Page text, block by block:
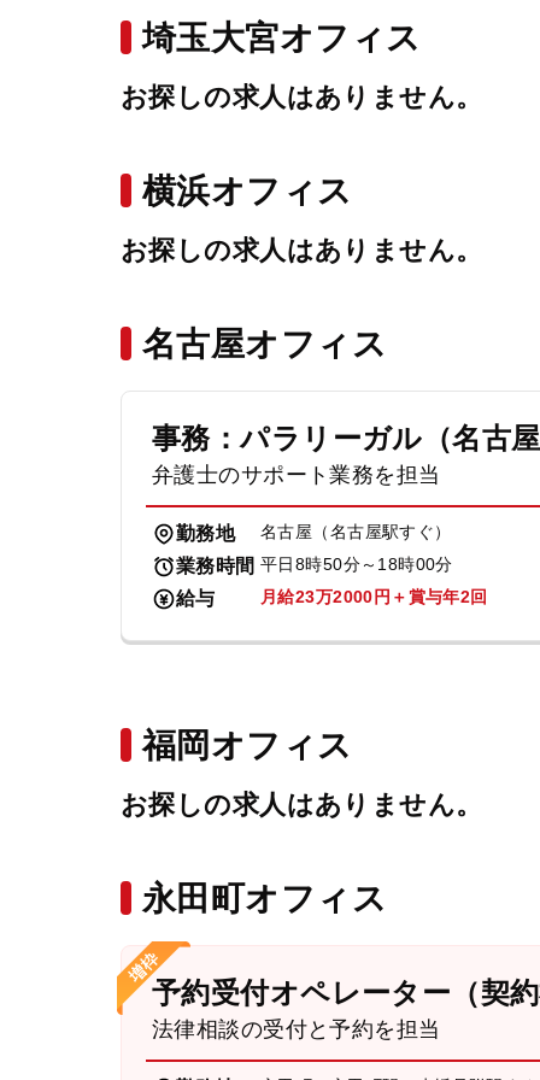
埼玉大宮オフィス
お探しの求人はありません。
横浜オフィス
お探しの求人はありません。
名古屋オフィス
事務：パラリーガル（名古
弁護士のサポート業務を担当
勤務地 名古屋（名古屋駅すぐ）
業務時間 平日8時50分～18時00分
給与 月給23万2000円＋賞与年2回
福岡オフィス
お探しの求人はありません。
永田町オフィス
予約受付オペレーター（契
法律相談の受付と予約を担当